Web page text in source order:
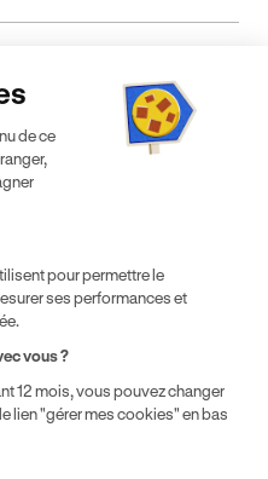
Politique de confidentialité
offres
de formules que vous
Conditions Générales de
de ce
pour permettre le
ses performances et
vous ?
12 mois, vous pouvez changer
lien "gérer mes cookies" en bas